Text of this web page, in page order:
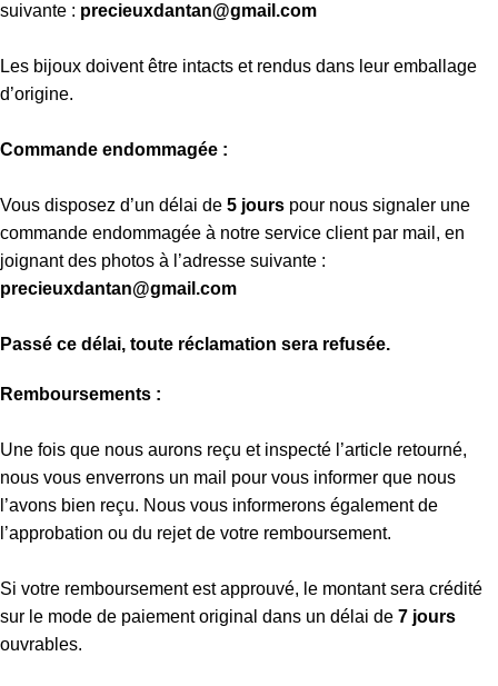
suivante : precieuxdantan@gmail.com
Les bijoux doivent être intacts et rendus dans leur emballage
d’origine.
Commande endommagée :
Vous disposez d’un délai de 5 jours pour nous signaler une
commande endommagée à notre service client par mail, en
joignant des photos à l’adresse suivante :
precieuxdantan@gmail.com
Passé ce délai, toute réclamation sera refusée.
Remboursements :
Une fois que nous aurons reçu et inspecté l’article retourné,
nous vous enverrons un mail pour vous informer que nous
l’avons bien reçu. Nous vous informerons également de
l’approbation ou du rejet de votre remboursement.
Si votre remboursement est approuvé, le montant sera crédité
sur le mode de paiement original dans un délai de 7 jours
ouvrables.